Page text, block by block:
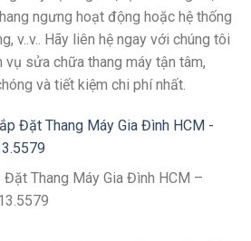
ngưng hoạt động hoặc hệ thống
v..v.. Hãy liên hệ ngay với chúng tôi
sửa chữa thang máy tận tâm,
và tiết kiệm chi phí nhất.
Đặt Thang Máy Gia Đình HCM –